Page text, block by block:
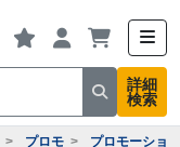
詳細
検索
プロモ
プロモーショ